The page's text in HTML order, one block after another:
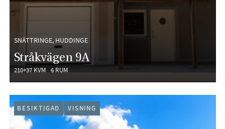
SNÄTTRINGE, HUDDINGE
Stråkvägen 9A
210+37 KVM 6 RUM
BESIKTIGAD VISNING